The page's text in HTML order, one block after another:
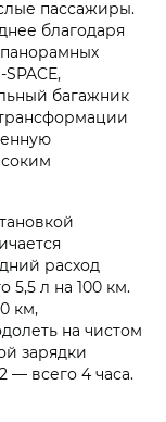
пассажиры.
благодаря
багажник
расход
5,5 л на 100 км.
км,
на чистом
зарядки
— всего 4 часа.